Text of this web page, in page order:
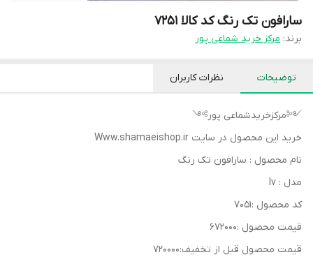
سارافون تک رنگ کد کالا ۷۲۵۱
برند: مرکز خرید شماعی پور
توضیحات نظرات کاربران
༺مرکزخریدشماعی پور༻
خرید این محصول در سایت Www.shamaeishop.ir
نام محصول : سارافون تک رنگ
مدل : lv
کد محصول :7051
قیمت محصول :672000
قیمت محصول قبل از تخفیف:720000